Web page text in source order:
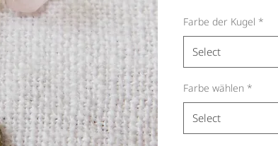
Farbe der Kugel *
Select
Farbe wählen *
Select